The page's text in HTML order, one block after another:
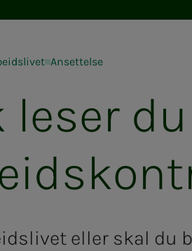
Ansettelse
leser du
eller skal du
l